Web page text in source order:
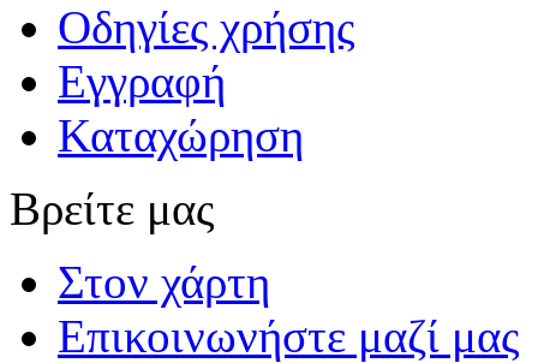
Οδηγίες χρήσης
Εγγραφή
Καταχώρηση
Βρείτε μας
Στον χάρτη
Επικοινωνήστε μαζί μας